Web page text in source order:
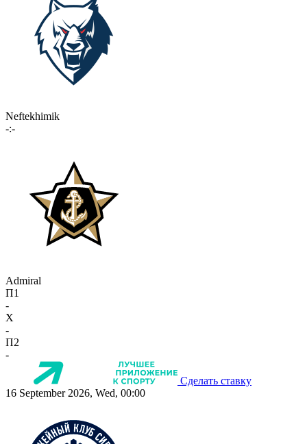
Neftekhimik
-:-
Admiral
П1
-
X
-
П2
-
Сделать ставку
16 September 2026, Wed, 00:00